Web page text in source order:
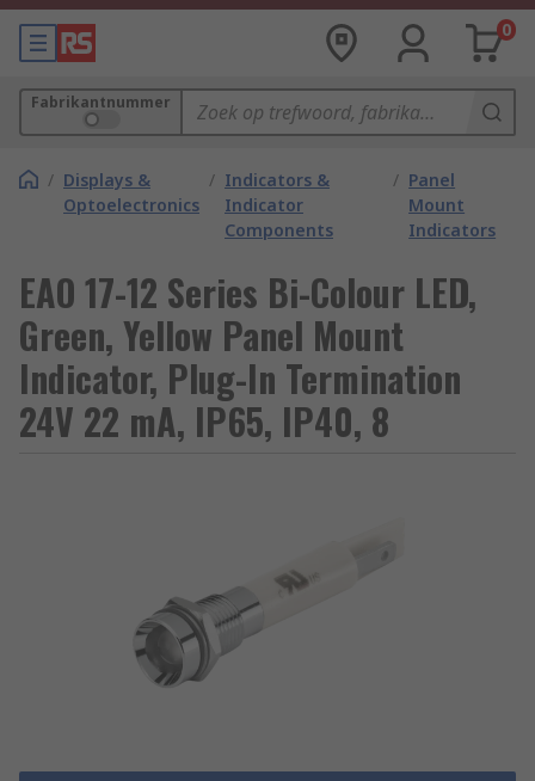
0
Fabrikantnummer
/ Displays &
Optoelectronics
/ Indicators &
Indicator
Components
/ Panel
Mount
Indicators
EAO 17-12 Series Bi-Colour LED,
Green, Yellow Panel Mount
Indicator, Plug-In Termination
24V 22 mA, IP65, IP40, 8